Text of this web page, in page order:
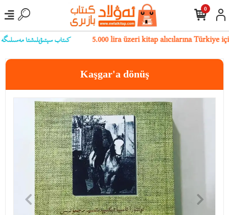
كىتاب سېتىۋېلىشتا مەسىلىگە 5.000 lira üzeri kitap alıcılarına
0
Kaşgar'a dönüş